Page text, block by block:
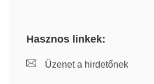
Hasznos linkek:
Üzenet a hirdetőnek